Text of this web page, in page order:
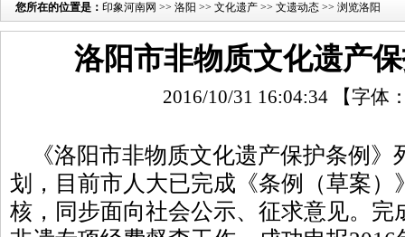
您所在的位置是： 印象河南网 >> 洛阳 >> 文化遗产 >> 文遗动态 >> 浏览洛阳
洛阳市非物质文化遗产
2016/10/31 16:04:34 【字体
《洛阳市非物质文化遗产保护条例》
划，目前市人大已完成《条例（草案）
核，同步面向社会公示、征求意见。完